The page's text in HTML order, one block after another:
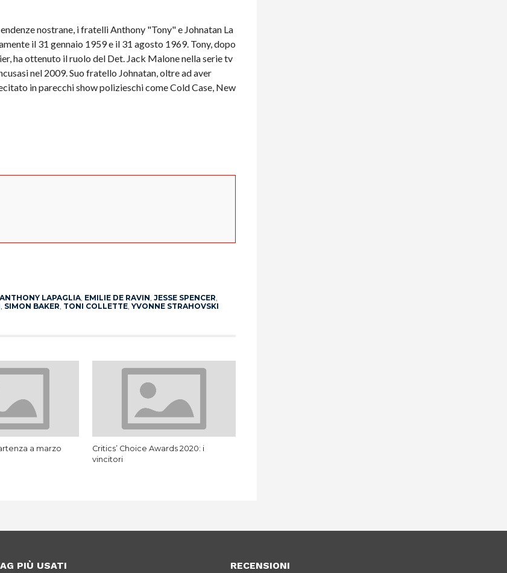
nostrane, i fratelli Anthony "Tony" e Johnatan La
il 31 gennaio 1959 e il 31 agosto 1969. Tony, dopo
ha ottenuto il ruolo del Det. Jack Malone nella serie tv
nel 2009. Suo fratello Johnatan, oltre ad aver
in parecchi show polizieschi come Cold Case, New
ANTHONY LAPAGLIA, EMILIE DE RAVIN, JESSE SPENCER,
, SIMON BAKER, TONI COLLETTE, YVONNE STRAHOVSKI
a marzo
Critics’ Choice Awards 2020: i
vincitori
PIÙ USATI RECENSIONI